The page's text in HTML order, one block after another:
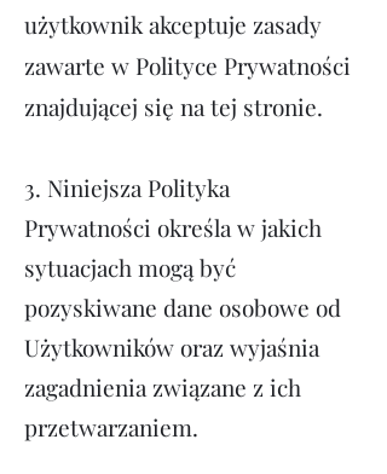
użytkownik akceptuje zasady
zawarte w Polityce Prywatności
znajdującej się na tej stronie.
3. Niniejsza Polityka
Prywatności określa w jakich
sytuacjach mogą być
pozyskiwane dane osobowe od
Użytkowników oraz wyjaśnia
zagadnienia związane z ich
przetwarzaniem.